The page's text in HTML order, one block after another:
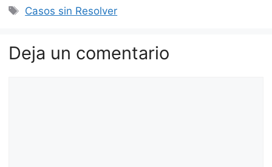
Etiquetas
Casos sin Resolver
Deja un comentario